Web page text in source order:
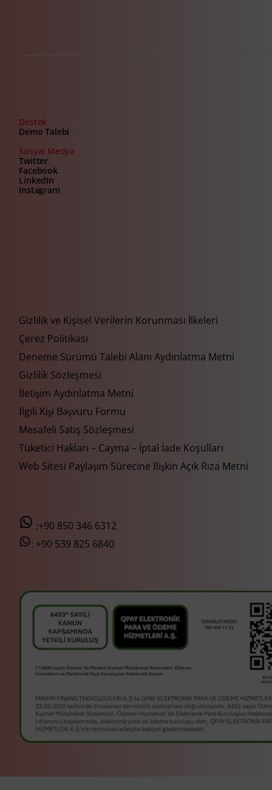
Destek
Demo Talebi
Sosyal Medya
Twitter
Facebook
LinkedIn
Instagram
Gizlilik ve Kişisel Verilerin Korunması İlkeleri
Çerez Politikası
Deneme Sürümü Talebi Alanı Aydınlatma Metni
Gizlilik Sözleşmesi
İletişim Aydınlatma Metni
İlgili Kişi Başvuru Formu
Mesafeli Satış Sözleşmesi
Tüketici Hakları – Cayma – İptal İade Koşulları
Web Sitesi Paylaşım Sürecine İlişkin Açık Rıza Metni
:+90 850 346 6312
: +90 539 825 6840